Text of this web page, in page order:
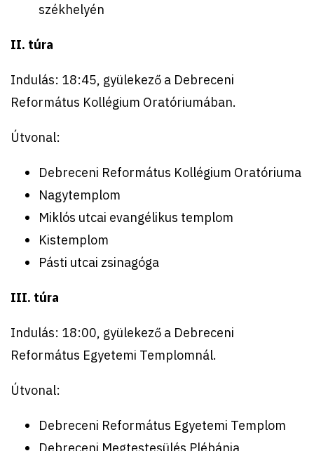
székhelyén
II. túra
Indulás: 18:45, gyülekező a Debreceni
Református Kollégium Oratóriumában.
Útvonal:
Debreceni Református Kollégium Oratóriuma
Nagytemplom
Miklós utcai evangélikus templom
Kistemplom
Pásti utcai zsinagóga
III. túra
Indulás: 18:00, gyülekező a Debreceni
Református Egyetemi Templomnál.
Útvonal:
Debreceni Református Egyetemi Templom
Debreceni Megtestesülés Plébánia